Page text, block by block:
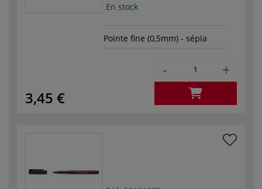
En stock
Pointe fine (0,5mm) - sépia
3,45 €
- +